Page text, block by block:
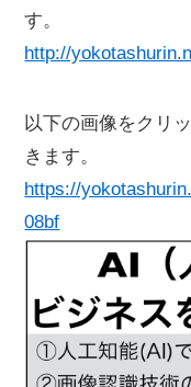
す。
http://
以下の画像をクリ
きます。
https://
08bf